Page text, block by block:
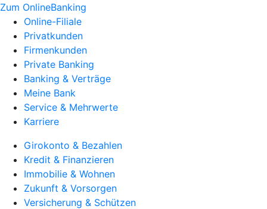
Zum OnlineBanking
Online-Filiale
Privatkunden
Firmenkunden
Private Banking
Banking & Verträge
Meine Bank
Service & Mehrwerte
Karriere
Girokonto & Bezahlen
Kredit & Finanzieren
Immobilie & Wohnen
Zukunft & Vorsorgen
Versicherung & Schützen